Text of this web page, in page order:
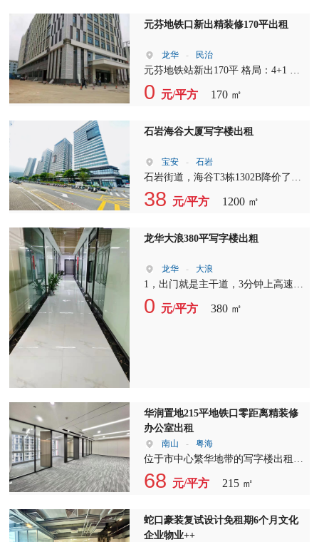
同，有需要的Call我，欢迎合作带
元芬地铁口新出精装修170平出租
龙华 - 民治
元芬地铁站新出170平 格局：4+1 单
价：43+5 使用率：6成 可定制装修 ?
免费停车
0 元/平方 170 ㎡
石岩海谷大厦写字楼出租
宝安 - 石岩
石岩街道，海谷T3栋1302B降价了，
现在报价36元+8.25管理费+3元空调
费，含税，有客户多多关注
38 元/平方 1200 ㎡
龙华大浪380平写字楼出粗
龙华 - 大浪
1，出门就是主干道，3分钟上高速，
周边配套，右转5分钟到大浪商业中
心，吃特色菜，住高档酒店，直行即
0 元/平方 380 ㎡
华润置地215平地铁口零距离精装修
办公室出租
南山 - 粤海
位于市中心繁华地带的写字楼出租，
现推出2+1格局精装修办公室招租。
这里交通便利，周边配套设施齐全，
供的写字楼出租空间，设计独特，布
局合理，充分满足不同企业的办公需
68 元/平方 215 ㎡
蛇口豪装复试设计免租期6个月文化
企业物业++